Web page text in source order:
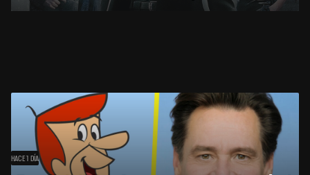
HACE 1 DÍA